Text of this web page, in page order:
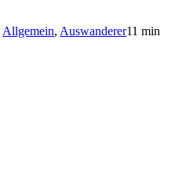
Allgemein, Auswanderer11 min